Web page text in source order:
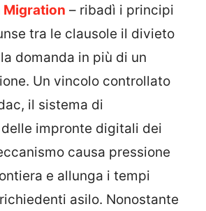
Migration – ribadì i principi
tra le clausole il divieto
domanda in più di un
Un vincolo controllato
il sistema di
impronte digitali dei
causa pressione
e allunga i tempi
asilo. Nonostante